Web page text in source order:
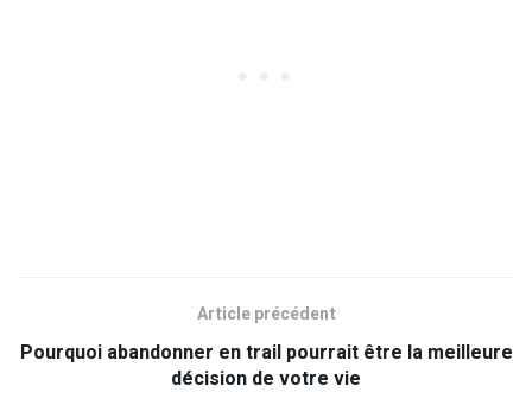
Article précédent
Pourquoi abandonner en trail pourrait être la meilleure
décision de votre vie